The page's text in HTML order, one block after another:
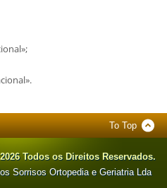
To Top
Todos os Direitos Reservados.
Sorrisos Ortopedia e Geriatria Lda